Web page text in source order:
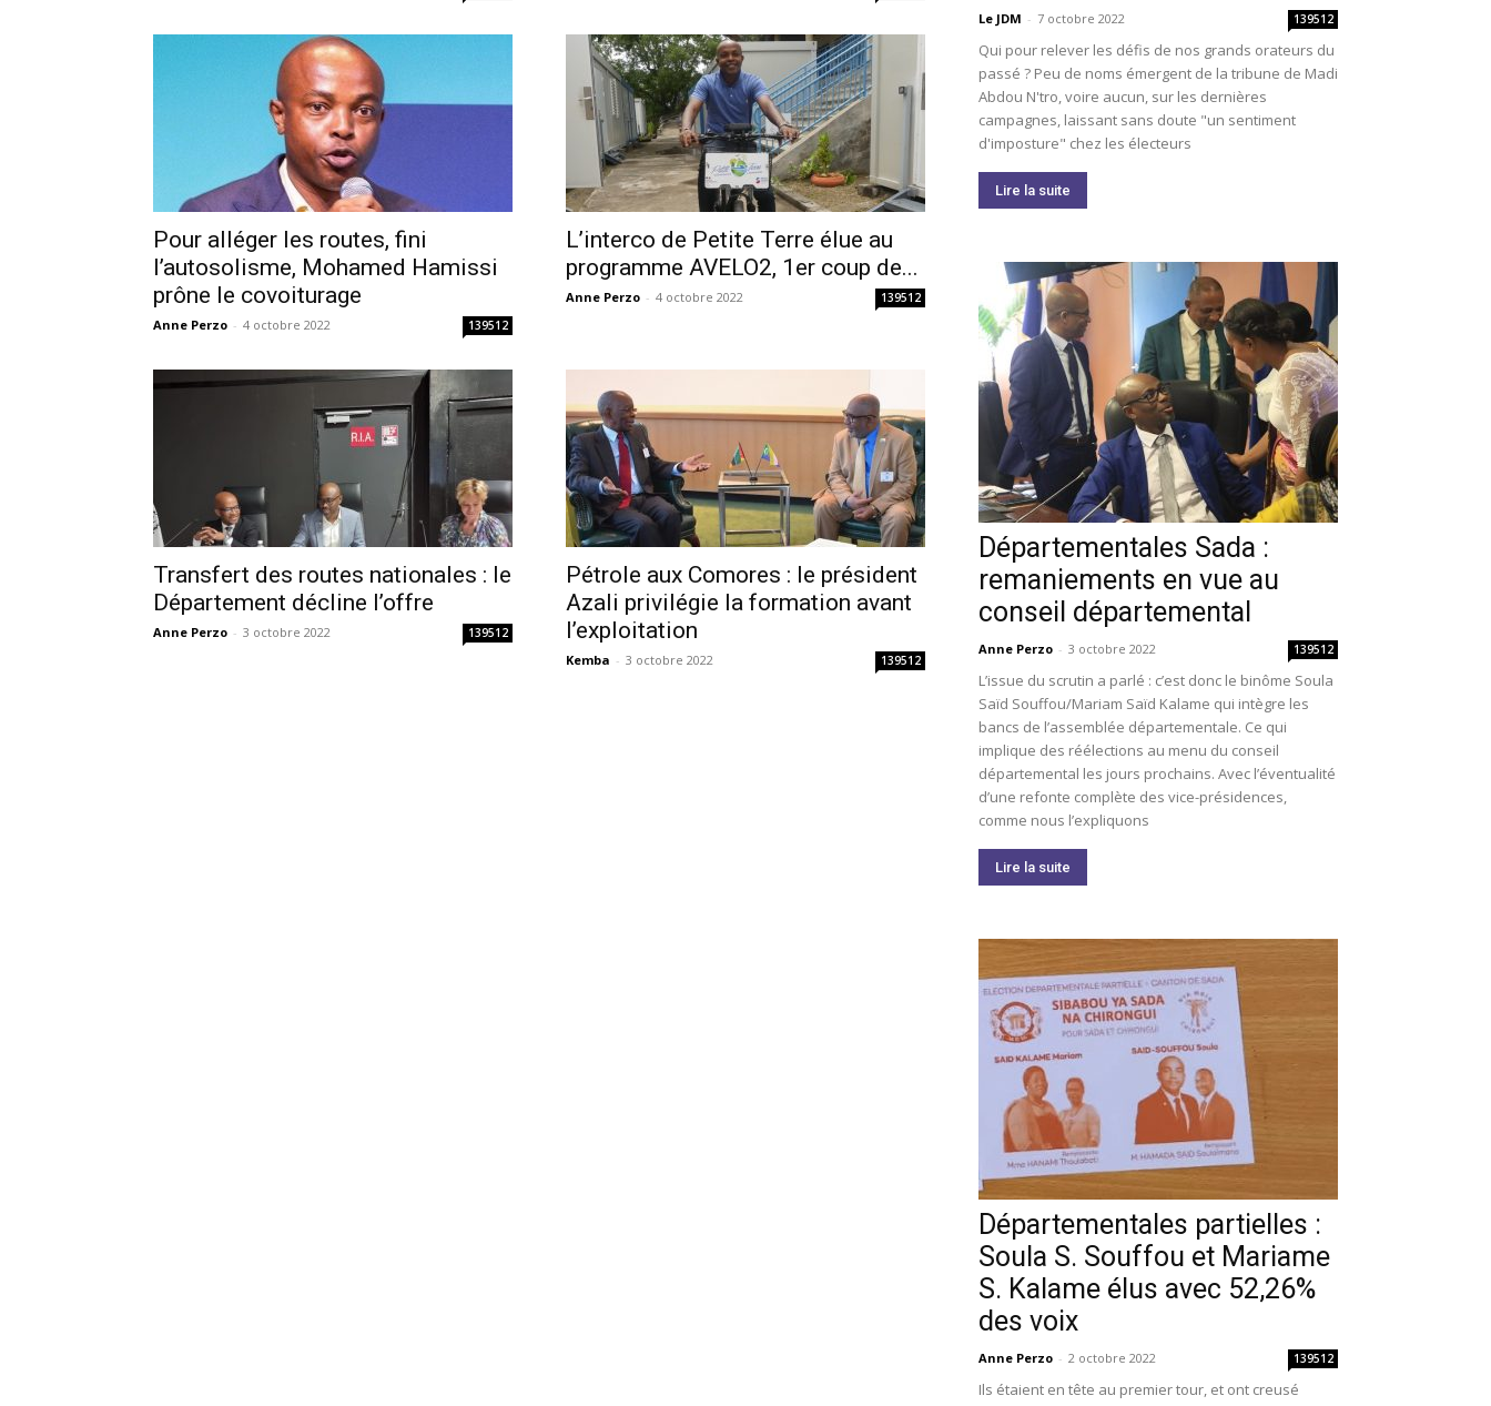
Pour alléger les routes, fini
l’autosolisme, Mohamed Hamissi
prône le covoiturage
Anne Perzo - 4 octobre 2022 139512
L’interco de Petite Terre élue au
programme AVELO2, 1er coup de...
Anne Perzo - 4 octobre 2022 139512
Transfert des routes nationales : le
Département décline l’offre
Anne Perzo - 3 octobre 2022 139512
Pétrole aux Comores : le président
Azali privilégie la formation avant
l’exploitation
Kemba - 3 octobre 2022 139512
Le JDM - 7 octobre 2022 139512
Qui pour relever les défis de nos grands orateurs du
passé ? Peu de noms émergent de la tribune de Madi
Abdou N'tro, voire aucun, sur les dernières
campagnes, laissant sans doute "un sentiment
d'imposture" chez les électeurs
Lire la suite
Départementales Sada :
remaniements en vue au
conseil départemental
Anne Perzo - 3 octobre 2022 139512
L’issue du scrutin a parlé : c’est donc le binôme Soula
Saïd Souffou/Mariam Saïd Kalame qui intègre les
bancs de l’assemblée départementale. Ce qui
implique des réélections au menu du conseil
départemental les jours prochains. Avec l’éventualité
d’une refonte complète des vice-présidences,
comme nous l’expliquons
Lire la suite
Départementales partielles :
Soula S. Souffou et Mariame
S. Kalame élus avec 52,26%
des voix
Anne Perzo - 2 octobre 2022 139512
Ils étaient en tête au premier tour, et ont creusé